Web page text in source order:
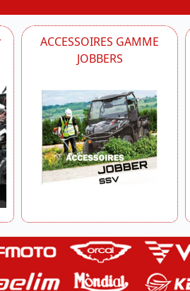
ACCESSOIRES GAMME
JOBBERS